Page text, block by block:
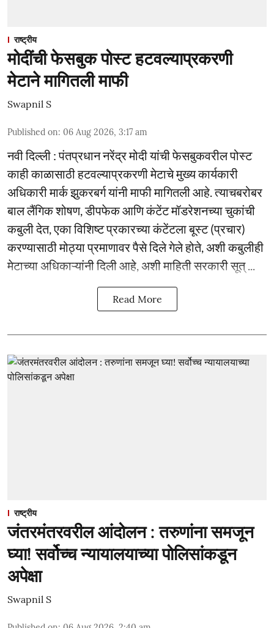
राष्ट्रीय
मोदींची फेसबुक पोस्ट हटवल्याप्रकरणी
मेटाने मागितली माफी
Swapnil S
Published on: 06 Aug 2026, 3:17 am
नवी दिल्ली : पंतप्रधान नरेंद्र मोदी यांची फेसबुकवरील पोस्ट
काही काळासाठी हटवल्याप्रकरणी मेटाचे मुख्य कार्यकारी
अधिकारी मार्क झुकरबर्ग यांनी माफी मागितली आहे. त्याचबरोबर
बाल लैंगिक शोषण, डीपफेक आणि कंटेंट मॉडरेशनच्या चुकांची
कबुली देत, एका विशिष्ट प्रकारच्या कंटेंटला बूस्ट (प्रचार)
करण्यासाठी मोठ्या प्रमाणावर पैसे दिले गेले होते, अशी कबुलीही
मेटाच्या अधिकाऱ्यांनी दिली आहे, अशी माहिती सरकारी सूत् ...
Read More
राष्ट्रीय
जंतरमंतरवरील आंदोलन : तरुणांना समजून
घ्या! सर्वोच्च न्यायालयाच्या पोलिसांकडून
अपेक्षा
Swapnil S